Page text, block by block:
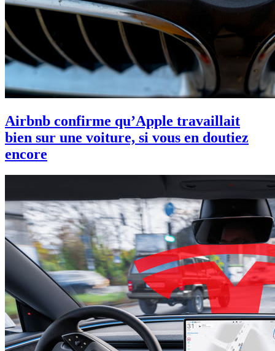
Airbnb confirme qu’Apple travaillait
bien sur une voiture, si vous en doutiez
encore